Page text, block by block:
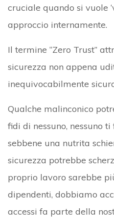
cruciale quando si vuole
approccio internamente.
Il termine “Zero Trust”
sicurezza non appena
inequivocabilmente
Qualche malinconico
fidi di nessuno, nessuno
sebbene una nutrita
sicurezza potrebbe
proprio lavoro sarebbe
dipendenti, dobbiamo
accessi fa parte della